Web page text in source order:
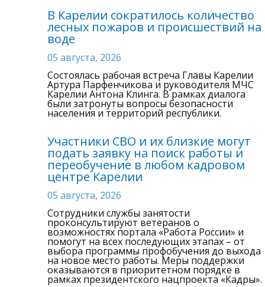
В Карелии сократилось количество
лесных пожаров и происшествий на
воде
05 августа, 2026
Состоялась рабочая встреча Главы Карелии
Артура Парфенчикова и руководителя МЧС
Карелии Антона Клинга. В рамках диалога
были затронуты вопросы безопасности
населения и территорий республики.
Участники СВО и их близкие могут
подать заявку на поиск работы и
переобучение в любом кадровом
центре Карелии
05 августа, 2026
Сотрудники службы занятости
проконсультируют ветеранов о
возможностях портала «Работа России» и
помогут на всех последующих этапах – от
выбора программы профобучения до выхода
на новое место работы. Меры поддержки
оказываются в приоритетном порядке в
рамках президентского нацпроекта «Кадры».